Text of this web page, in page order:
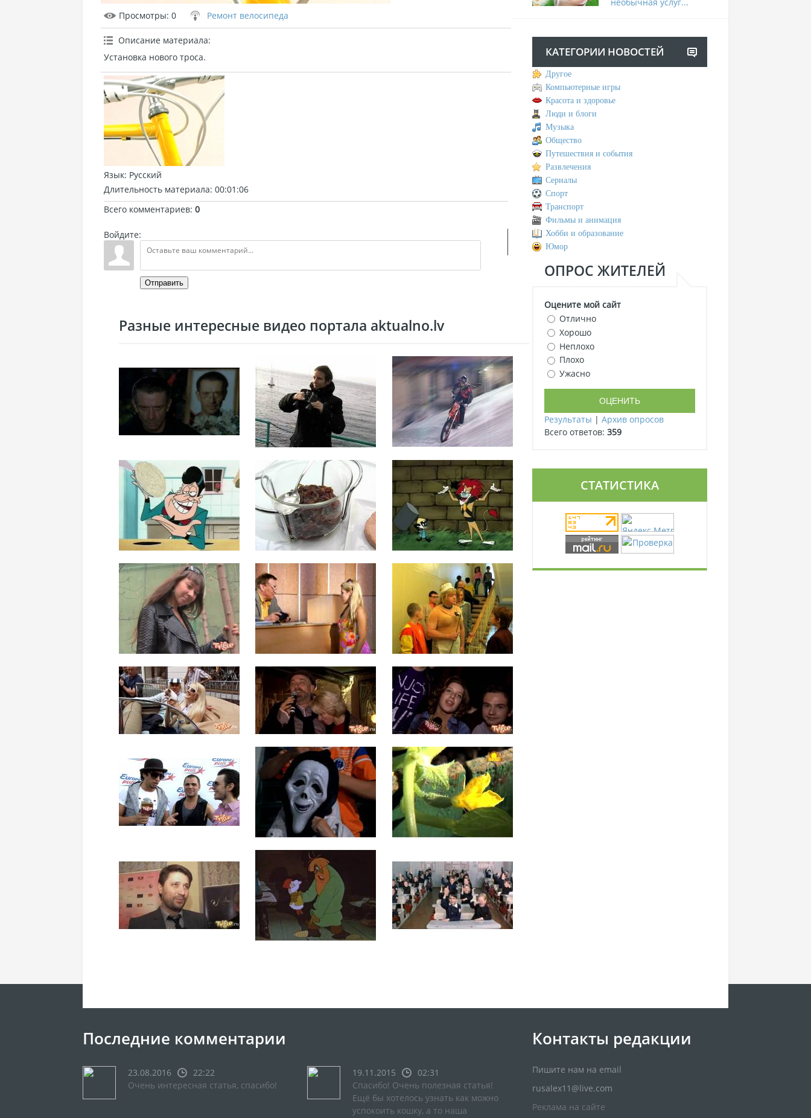
Просмотры: 0 Ремонт велосипеда
Описание материала:
Установка нового троса.
Язык: Русский
Длительность материала: 00:01:06
Всего комментариев: 0
Войдите:
Отправить
Разные интересные видео портала aktualno.lv
КАТЕГОРИИ НОВОСТЕЙ
Другое
Компьютерные игры
Красота и здоровье
Люди и блоги
Музыка
Общество
Путешествия и события
Развлечения
Сериалы
Спорт
Транспорт
Фильмы и анимация
Хобби и образование
Юмор
ОПРОС ЖИТЕЛЕЙ
Оцените мой сайт
Отлично
Хорошо
Неплохо
Плохо
Ужасно
Результаты | Архив опросов
Всего ответов: 359
СТАТИСТИКА
Последние комментарии
23.08.2016
22:22
Очень интересная статья, спасибо!
19.11.2015
02:31
Спасибо! Очень полезная статья!
Ещё бы хотелось узнать как можно
успокоить кошку, а то наша
Контакты редакции
Пишите нам на email
rusalex11@live.com
Реклама на сайте